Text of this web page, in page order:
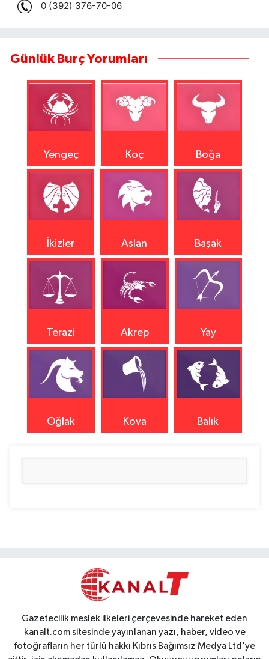
Günlük Burç Yorumları
Yengeç Koç Boğa
İkizler Aslan Başak
Terazi Akrep Yay
Oğlak Kova Balık
Gazetecilik meslek ilkeleri çerçevesinde hareket eden
kanalt.com sitesinde yayınlanan yazı, haber, video ve
fotoğrafların her türlü hakkı Kıbrıs Bağımsız Medya Ltd'ye